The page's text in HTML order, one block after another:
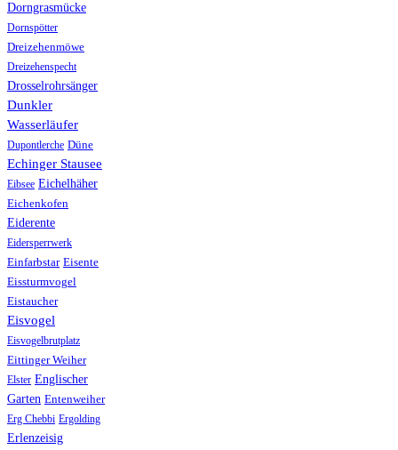
Dorngrasmücke
Dornspötter
Dreizehenmöwe
Dreizehenspecht
Drosselrohrsänger
Dunkler
Wasserläufer
Dupontlerche Düne
Echinger Stausee
Eibsee Eichelhäher
Eichenkofen
Eiderente
Eidersperrwerk
Einfarbstar Eisente
Eissturmvogel
Eistaucher
Eisvogel
Eisvogelbrutplatz
Eittinger Weiher
Elster Englischer
Garten Entenweiher
Erg Chebbi Ergolding
Erlenzeisig